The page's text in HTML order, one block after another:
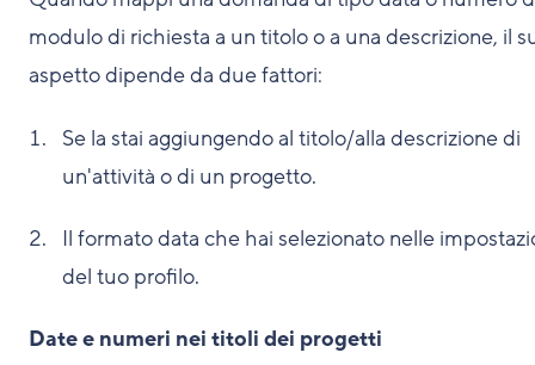
modulo di richiesta a un titolo o a una descrizione, il
aspetto dipende da due fattori:
Se la stai aggiungendo al titolo/alla descrizione di
un'attività o di un progetto.
Il formato data che hai selezionato nelle
del tuo profilo.
Date e numeri nei titoli dei progetti